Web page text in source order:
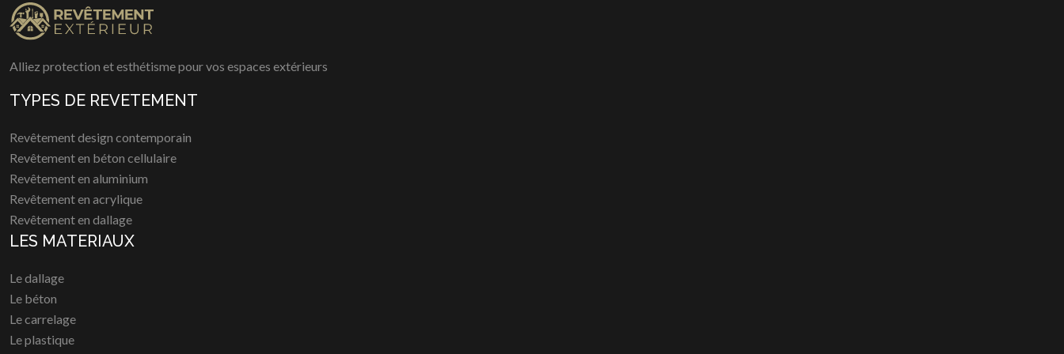
Alliez protection et esthétisme pour vos espaces extérieurs
TYPES DE REVETEMENT
Revêtement design contemporain
Revêtement en béton cellulaire
Revêtement en aluminium
Revêtement en acrylique
Revêtement en dallage
LES MATERIAUX
Le dallage
Le béton
Le carrelage
Le plastique